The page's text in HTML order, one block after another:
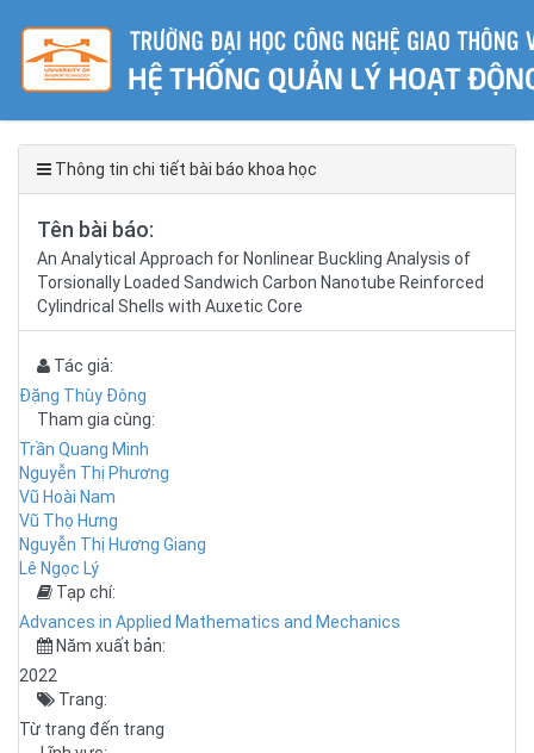
Thông tin chi tiết bài báo khoa học
Tên bài báo:
An Analytical Approach for Nonlinear Buckling Analysis of
Torsionally Loaded Sandwich Carbon Nanotube Reinforced
Cylindrical Shells with Auxetic Core
Tác giả:
Đặng Thùy Đông
Tham gia cùng:
Trần Quang Minh
Nguyễn Thị Phương
Vũ Hoài Nam
Vũ Thọ Hưng
Nguyễn Thị Hương Giang
Lê Ngọc Lý
Tạp chí:
Advances in Applied Mathematics and Mechanics
Năm xuất bản:
2022
Trang:
Từ trang đến trang